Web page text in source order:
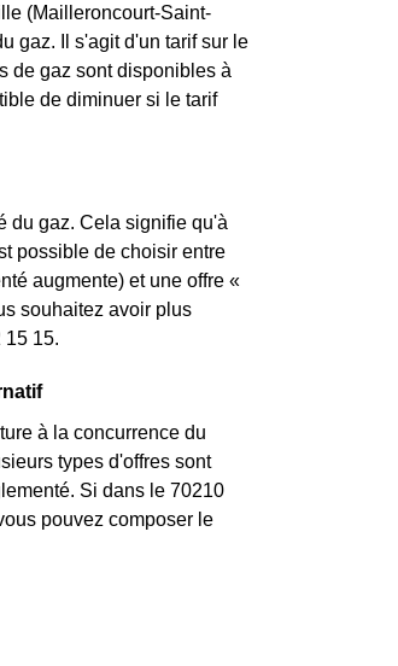
(Mailleroncourt-Saint-
gaz. Il s'agit d'un tarif sur le
de gaz sont disponibles à
de diminuer si le tarif
du gaz. Cela signifie qu'à
possible de choisir entre
augmente) et une offre «
souhaitez avoir plus
15 15.
à la concurrence du
types d'offres sont
Si dans le 70210
pouvez composer le